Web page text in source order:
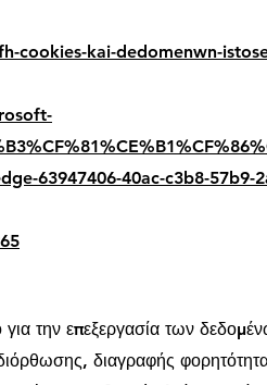
cookies-kai-dedomenwn-
63947406-40ac-c3b8-57b9-
για την επεξεργασία των
διαγραφής